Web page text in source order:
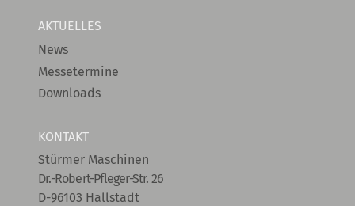
AKTUELLES
News
Messetermine
Downloads
KONTAKT
Stürmer Maschinen
Dr.-Robert-Pfleger-Str. 26
D-96103 Hallstadt